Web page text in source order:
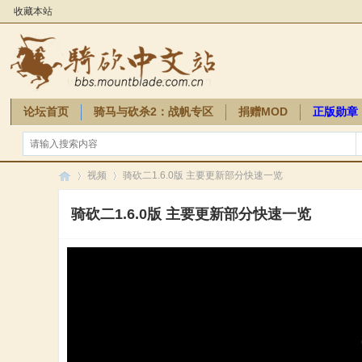
收藏本站
论坛首页 骑马与砍杀2：战帆专区 捐赠MOD 正版勋章
骑砍周边
骑 »
视频
»
骑砍二1.6.0版 主要更新部分快速一览
骑砍二1.6.0版 主要更新部分快速一览